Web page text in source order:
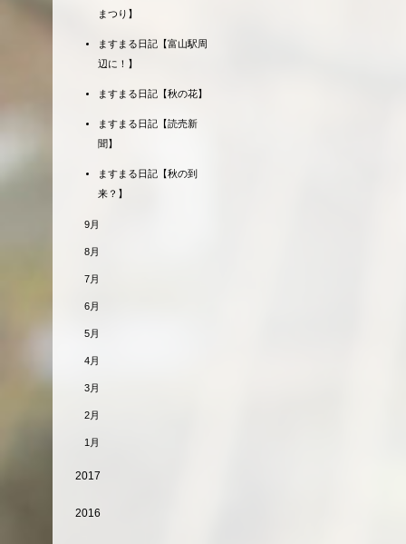
まつり】
ますまる日記【富山駅周
辺に！】
ますまる日記【秋の花】
ますまる日記【読売新
聞】
ますまる日記【秋の到
来？】
9月
8月
7月
6月
5月
4月
3月
2月
1月
2017
2016